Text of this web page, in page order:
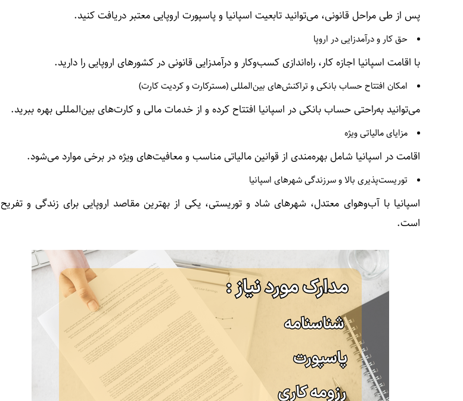
پس از طی مراحل قانونی، می‌توانید تابعیت اسپانیا و پاسپورت اروپایی معتبر دریافت کنید.
حق کار و درآمدزایی در اروپا
با اقامت اسپانیا اجازه کار، راه‌اندازی کسب‌وکار و درآمدزایی قانونی در کشورهای اروپایی را دارید.
امکان افتتاح حساب بانکی و تراکنش‌های بین‌المللی (مسترکارت و کردیت کارت)
می‌توانید به‌راحتی حساب بانکی در اسپانیا افتتاح کرده و از خدمات مالی و کارت‌های بین‌المللی بهره ببرید.
مزایای مالیاتی ویژه
اقامت در اسپانیا شامل بهره‌مندی از قوانین مالیاتی مناسب و معافیت‌های ویژه در برخی موارد می‌شود.
توریست‌پذیری بالا و سرزندگی شهرهای اسپانیا
اسپانیا با آب‌وهوای معتدل، شهرهای شاد و توریستی، یکی از بهترین مقاصد اروپایی برای زندگی و تفریح
است.